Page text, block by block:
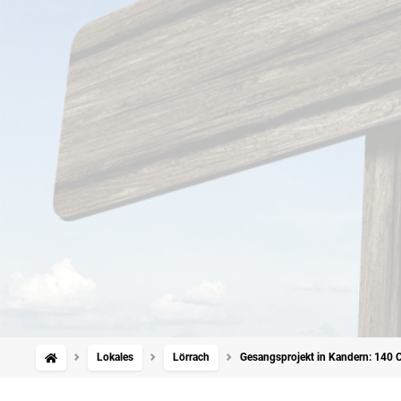
Lokales Lörrach Gesangsprojekt in Kandern: 140